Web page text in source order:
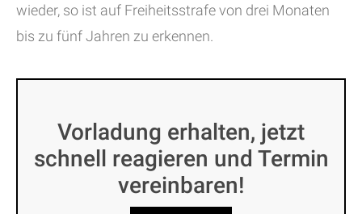
wieder, so ist auf Freiheitsstrafe von drei Monaten
bis zu fünf Jahren zu erkennen.
Vorladung erhalten, jetzt
schnell reagieren und Termin
vereinbaren!